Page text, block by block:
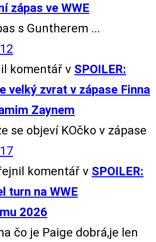
zápas ve WWE
s Guntherem ...
komentář v SPOILER:
velký zvrat v zápase Finna
Zaynem
se objeví KOčko v zápase
komentář v SPOILER:
turn na WWE
2026
čo je Paige dobrá,je len